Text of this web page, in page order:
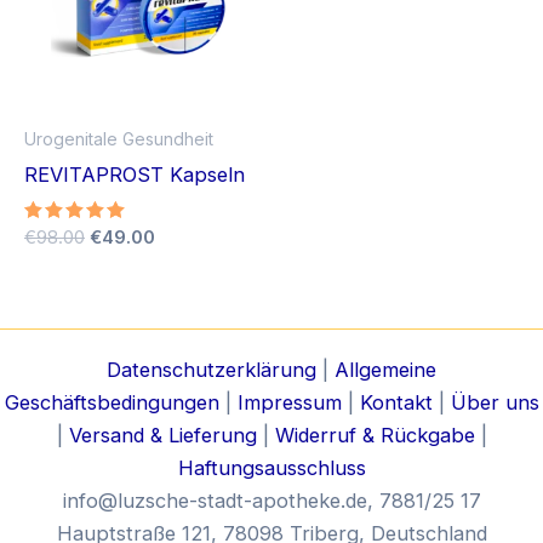
Urogenitale Gesundheit
REVITAPROST Kapseln
Bewertet
€98.00 Ursprünglicher
€49.00
Datenschutzerklärung
Allgemeine
Geschäftsbedingungen| Impressum| Kontakt| Über uns
Versand & Lieferung| Widerruf & Rückgabe|
Haftungsausschluss
info@luzsche-stadt-apotheke.de, 7881/25 17
Hauptstraße 121, 78098 Triberg, Deutschland